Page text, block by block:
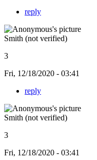
reply
Smith (not verified)
3
Fri, 12/18/2020 - 03:41
reply
Smith (not verified)
3
Fri, 12/18/2020 - 03:41